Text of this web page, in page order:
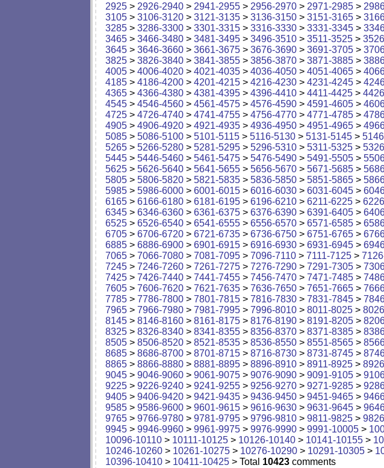
2925 > 2926-2940 > 2941-2955 > 2956-2970 > 2971-2985 >
3105 > 3106-3120 > 3121-3135 > 3136-3150 > 3151-3165 >
3285 > 3286-3300 > 3301-3315 > 3316-3330 > 3331-3345 >
3465 > 3466-3480 > 3481-3495 > 3496-3510 > 3511-3525 >
3645 > 3646-3660 > 3661-3675 > 3676-3690 > 3691-3705 >
3825 > 3826-3840 > 3841-3855 > 3856-3870 > 3871-3885 >
4005 > 4006-4020 > 4021-4035 > 4036-4050 > 4051-4065 >
4185 > 4186-4200 > 4201-4215 > 4216-4230 > 4231-4245 >
4365 > 4366-4380 > 4381-4395 > 4396-4410 > 4411-4425 >
4545 > 4546-4560 > 4561-4575 > 4576-4590 > 4591-4605 >
4725 > 4726-4740 > 4741-4755 > 4756-4770 > 4771-4785 >
4905 > 4906-4920 > 4921-4935 > 4936-4950 > 4951-4965 >
5085 > 5086-5100 > 5101-5115 > 5116-5130 > 5131-5145 >
5265 > 5266-5280 > 5281-5295 > 5296-5310 > 5311-5325 >
5445 > 5446-5460 > 5461-5475 > 5476-5490 > 5491-5505 >
5625 > 5626-5640 > 5641-5655 > 5656-5670 > 5671-5685 >
5805 > 5806-5820 > 5821-5835 > 5836-5850 > 5851-5865 >
5985 > 5986-6000 > 6001-6015 > 6016-6030 > 6031-6045 >
6165 > 6166-6180 > 6181-6195 > 6196-6210 > 6211-6225 >
6345 > 6346-6360 > 6361-6375 > 6376-6390 > 6391-6405 >
6525 > 6526-6540 > 6541-6555 > 6556-6570 > 6571-6585 >
6705 > 6706-6720 > 6721-6735 > 6736-6750 > 6751-6765 >
6885 > 6886-6900 > 6901-6915 > 6916-6930 > 6931-6945 >
7065 > 7066-7080 > 7081-7095 > 7096-7110 > 7111-7125 >
7245 > 7246-7260 > 7261-7275 > 7276-7290 > 7291-7305 >
7425 > 7426-7440 > 7441-7455 > 7456-7470 > 7471-7485 >
7605 > 7606-7620 > 7621-7635 > 7636-7650 > 7651-7665 >
7785 > 7786-7800 > 7801-7815 > 7816-7830 > 7831-7845 >
7965 > 7966-7980 > 7981-7995 > 7996-8010 > 8011-8025 >
8145 > 8146-8160 > 8161-8175 > 8176-8190 > 8191-8205 >
8325 > 8326-8340 > 8341-8355 > 8356-8370 > 8371-8385 >
8505 > 8506-8520 > 8521-8535 > 8536-8550 > 8551-8565 >
8685 > 8686-8700 > 8701-8715 > 8716-8730 > 8731-8745 >
8865 > 8866-8880 > 8881-8895 > 8896-8910 > 8911-8925 >
9045 > 9046-9060 > 9061-9075 > 9076-9090 > 9091-9105 >
9225 > 9226-9240 > 9241-9255 > 9256-9270 > 9271-9285 >
9405 > 9406-9420 > 9421-9435 > 9436-9450 > 9451-9465 >
9585 > 9586-9600 > 9601-9615 > 9616-9630 > 9631-9645 >
9765 > 9766-9780 > 9781-9795 > 9796-9810 > 9811-9825 >
9945 > 9946-9960 > 9961-9975 > 9976-9990 > 9991-10005 >
10096-10110 > 10111-10125 > 10126-10140 > 10141-10155 >
10246-10260 > 10261-10275 > 10276-10290 > 10291-10305 >
10396-10410 > 10411-10425 > Total 10423 comments